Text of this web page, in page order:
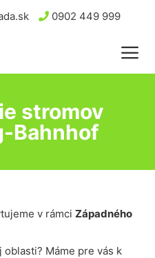
0902 449 999
stromov
Bahnhof
v rámci Západného
Máme pre vás k